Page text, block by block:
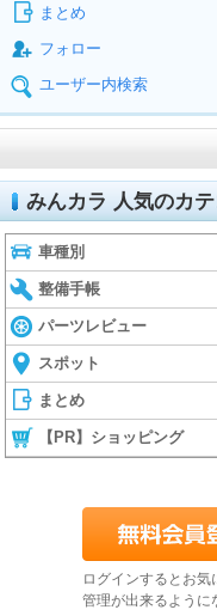
まとめ
フォロー
ユーザー内検索
みんカラ 人気のカテ
車種別
整備手帳
パーツレビュー
スポット
まとめ
【PR】ショッピング
ログインするとお
管理が出来るように